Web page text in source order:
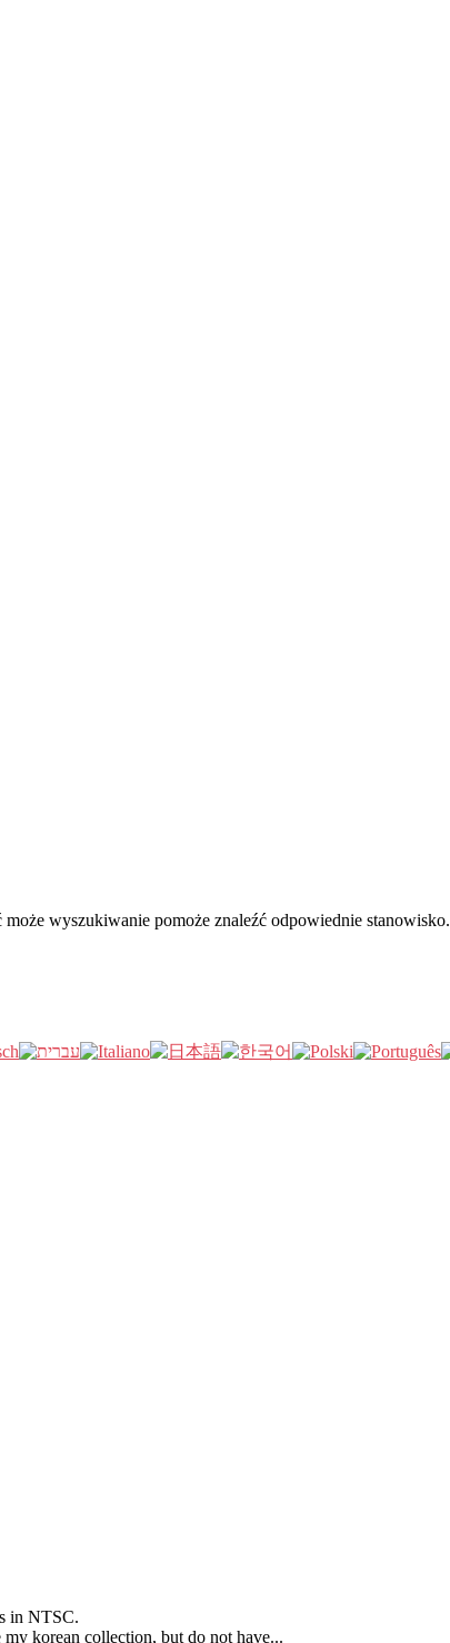
wyszukiwanie pomoże znaleźć odpowiednie stanowisko.
in NTSC.
korean collection, but do not have...